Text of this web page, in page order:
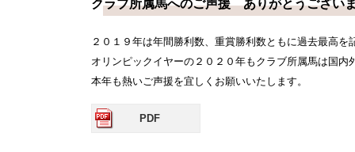
クラブ所属馬へのご声援 ありがとうござい
２０１９年は年間勝利数、重賞勝利数ともに過去最高
オリンピックイヤーの２０２０年もクラブ所属馬は国
本年も熱いご声援を宜しくお願いいたします。
PDF